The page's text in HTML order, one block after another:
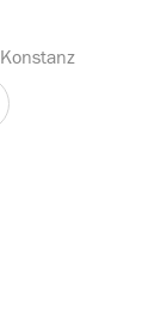
Konstanz